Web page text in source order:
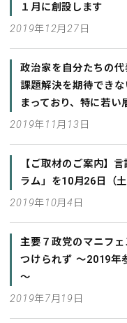
１月に創設します
2019年12月27日
政治家を自分たちの
課題解決を期待でき
まっており、特に若い
2019年11月13日
【ご取材のご案内】
ラム」を10月26日（
2019年10月4日
主要７政党のマニフ
つけられず ～2019年
～
2019年7月19日